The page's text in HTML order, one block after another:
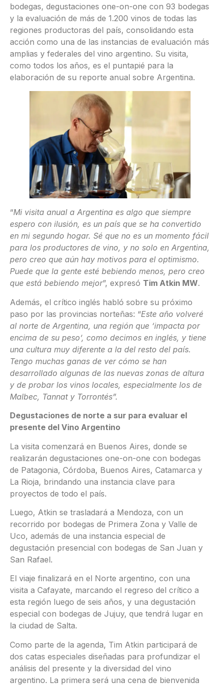
bodegas, degustaciones one-on-one con 93 bodegas
y la evaluación de más de 1.200 vinos de todas las
regiones productoras del país, consolidando esta
acción como una de las instancias de evaluación más
amplias y federales del vino argentino. Su visita,
como todos los años, es el puntapié para la
elaboración de su reporte anual sobre Argentina.
“Mi visita anual a Argentina es algo que siempre
espero con ilusión, es un país que se ha convertido
en mi segundo hogar. Sé que no es un momento fácil
para los productores de vino, y no solo en Argentina,
pero creo que aún hay motivos para el optimismo.
Puede que la gente esté bebiendo menos, pero creo
que está bebiendo mejor”, expresó Tim Atkin MW.
Además, el crítico inglés habló sobre su próximo
paso por las provincias norteñas: “Este año volveré
al norte de Argentina, una región que ‘impacta por
encima de su peso’, como decimos en inglés, y tiene
una cultura muy diferente a la del resto del país.
Tengo muchas ganas de ver cómo se han
desarrollado algunas de las nuevas zonas de altura
y de probar los vinos locales, especialmente los de
Malbec, Tannat y Torrontés”.
Degustaciones de norte a sur para evaluar el
presente del Vino Argentino
La visita comenzará en Buenos Aires, donde se
realizarán degustaciones one-on-one con bodegas
de Patagonia, Córdoba, Buenos Aires, Catamarca y
La Rioja, brindando una instancia clave para
proyectos de todo el país.
Luego, Atkin se trasladará a Mendoza, con un
recorrido por bodegas de Primera Zona y Valle de
Uco, además de una instancia especial de
degustación presencial con bodegas de San Juan y
San Rafael.
El viaje finalizará en el Norte argentino, con una
visita a Cafayate, marcando el regreso del crítico a
esta región luego de seis años, y una degustación
especial con bodegas de Jujuy, que tendrá lugar en
la ciudad de Salta.
Como parte de la agenda, Tim Atkin participará de
dos catas especiales diseñadas para profundizar el
análisis del presente y la diversidad del vino
argentino. La primera será una cena de bienvenida